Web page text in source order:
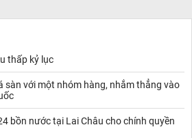
thấp kỷ lục
sàn với một nhóm hàng, nhắm thẳng vào
bồn nước tại Lai Châu cho chính quyền